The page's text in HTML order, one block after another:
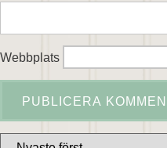
Webbplats